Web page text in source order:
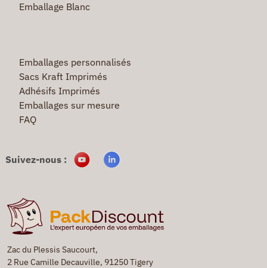
Zac du Plessis Saucourt,
2 Rue Camille Decauville, 91250 Tigery
Emballage Blanc
Emballages personnalisés
Sacs Kraft Imprimés
Adhésifs Imprimés
Emballages sur mesure
FAQ
Suivez-nous :